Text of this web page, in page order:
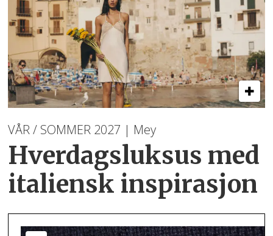
VÅR / SOMMER 2027 | Mey
Hverdagsluksus med
italiensk inspirasjon